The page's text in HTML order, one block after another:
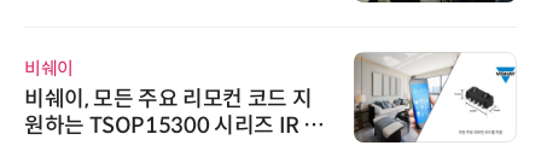
비쉐이
비쉐이, 모든 주요 리모컨 코드 지
원하는 TSOP15300 시리즈 IR 수